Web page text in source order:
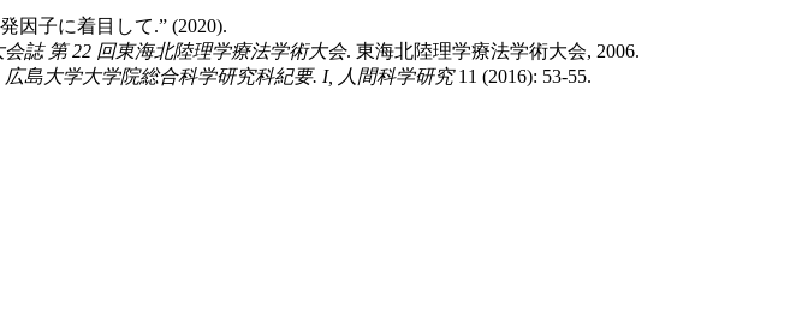
因子に着目して.” (2020).
誌 第 22 回東海北陸理学療法学術大会. 東海北陸理学療法学術大会, 2006.
広島大学大学院総合科学研究科紀要. I, 人間科学研究11 (2016): 53-55.